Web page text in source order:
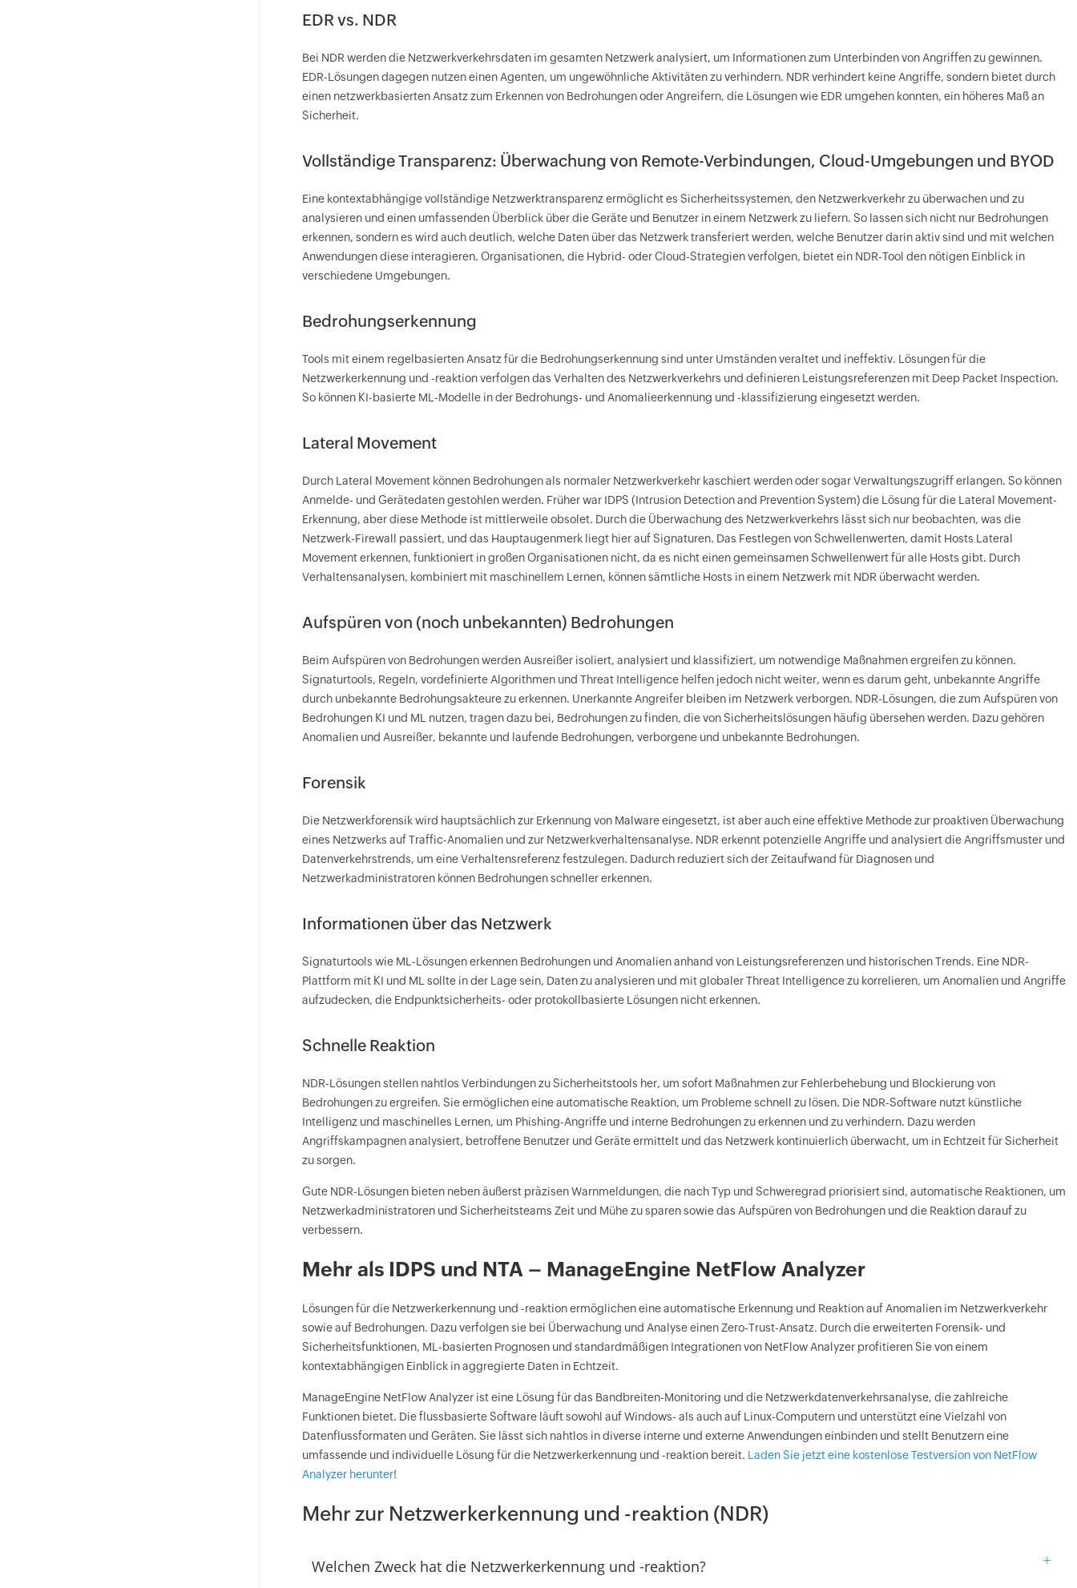
EDR vs. NDR
Bei NDR werden die Netzwerkverkehrsdaten im gesamten Netzwerk analysiert, um Informationen zum Unterbinden von Angriffen zu gewinnen.
EDR-Lösungen dagegen nutzen einen Agenten, um ungewöhnliche Aktivitäten zu verhindern. NDR verhindert keine Angriffe, sondern bietet durch
einen netzwerkbasierten Ansatz zum Erkennen von Bedrohungen oder Angreifern, die Lösungen wie EDR umgehen konnten, ein höheres Maß an
Sicherheit.
Vollständige Transparenz: Überwachung von Remote-Verbindungen, Cloud-Umgebungen und BYOD
Eine kontextabhängige vollständige Netzwerktransparenz ermöglicht es Sicherheitssystemen, den Netzwerkverkehr zu überwachen und zu
analysieren und einen umfassenden Überblick über die Geräte und Benutzer in einem Netzwerk zu liefern. So lassen sich nicht nur Bedrohungen
erkennen, sondern es wird auch deutlich, welche Daten über das Netzwerk transferiert werden, welche Benutzer darin aktiv sind und mit welchen
Anwendungen diese interagieren. Organisationen, die Hybrid- oder Cloud-Strategien verfolgen, bietet ein NDR-Tool den nötigen Einblick in
verschiedene Umgebungen.
Bedrohungserkennung
Tools mit einem regelbasierten Ansatz für die Bedrohungserkennung sind unter Umständen veraltet und ineffektiv. Lösungen für die
Netzwerkerkennung und -reaktion verfolgen das Verhalten des Netzwerkverkehrs und definieren Leistungsreferenzen mit Deep Packet Inspection.
So können KI-basierte ML-Modelle in der Bedrohungs- und Anomalieerkennung und -klassifizierung eingesetzt werden.
Lateral Movement
Durch Lateral Movement können Bedrohungen als normaler Netzwerkverkehr kaschiert werden oder sogar Verwaltungszugriff erlangen. So können
Anmelde- und Gerätedaten gestohlen werden. Früher war IDPS (Intrusion Detection and Prevention System) die Lösung für die Lateral Movement-
Erkennung, aber diese Methode ist mittlerweile obsolet. Durch die Überwachung des Netzwerkverkehrs lässt sich nur beobachten, was die
Netzwerk-Firewall passiert, und das Hauptaugenmerk liegt hier auf Signaturen. Das Festlegen von Schwellenwerten, damit Hosts Lateral
Movement erkennen, funktioniert in großen Organisationen nicht, da es nicht einen gemeinsamen Schwellenwert für alle Hosts gibt. Durch
Verhaltensanalysen, kombiniert mit maschinellem Lernen, können sämtliche Hosts in einem Netzwerk mit NDR überwacht werden.
Aufspüren von (noch unbekannten) Bedrohungen
Beim Aufspüren von Bedrohungen werden Ausreißer isoliert, analysiert und klassifiziert, um notwendige Maßnahmen ergreifen zu können.
Signaturtools, Regeln, vordefinierte Algorithmen und Threat Intelligence helfen jedoch nicht weiter, wenn es darum geht, unbekannte Angriffe
durch unbekannte Bedrohungsakteure zu erkennen. Unerkannte Angreifer bleiben im Netzwerk verborgen. NDR-Lösungen, die zum Aufspüren von
Bedrohungen KI und ML nutzen, tragen dazu bei, Bedrohungen zu finden, die von Sicherheitslösungen häufig übersehen werden. Dazu gehören
Anomalien und Ausreißer, bekannte und laufende Bedrohungen, verborgene und unbekannte Bedrohungen.
Forensik
Die Netzwerkforensik wird hauptsächlich zur Erkennung von Malware eingesetzt, ist aber auch eine effektive Methode zur proaktiven Überwachung
eines Netzwerks auf Traffic-Anomalien und zur Netzwerkverhaltensanalyse. NDR erkennt potenzielle Angriffe und analysiert die Angriffsmuster und
Datenverkehrstrends, um eine Verhaltensreferenz festzulegen. Dadurch reduziert sich der Zeitaufwand für Diagnosen und
Netzwerkadministratoren können Bedrohungen schneller erkennen.
Informationen über das Netzwerk
Signaturtools wie ML-Lösungen erkennen Bedrohungen und Anomalien anhand von Leistungsreferenzen und historischen Trends. Eine NDR-
Plattform mit KI und ML sollte in der Lage sein, Daten zu analysieren und mit globaler Threat Intelligence zu korrelieren, um Anomalien und Angriffe
aufzudecken, die Endpunktsicherheits- oder protokollbasierte Lösungen nicht erkennen.
Schnelle Reaktion
NDR-Lösungen stellen nahtlos Verbindungen zu Sicherheitstools her, um sofort Maßnahmen zur Fehlerbehebung und Blockierung von
Bedrohungen zu ergreifen. Sie ermöglichen eine automatische Reaktion, um Probleme schnell zu lösen. Die NDR-Software nutzt künstliche
Intelligenz und maschinelles Lernen, um Phishing-Angriffe und interne Bedrohungen zu erkennen und zu verhindern. Dazu werden
Angriffskampagnen analysiert, betroffene Benutzer und Geräte ermittelt und das Netzwerk kontinuierlich überwacht, um in Echtzeit für Sicherheit
zu sorgen.
Gute NDR-Lösungen bieten neben äußerst präzisen Warnmeldungen, die nach Typ und Schweregrad priorisiert sind, automatische Reaktionen, um
Netzwerkadministratoren und Sicherheitsteams Zeit und Mühe zu sparen sowie das Aufspüren von Bedrohungen und die Reaktion darauf zu
verbessern.
Mehr als IDPS und NTA – ManageEngine NetFlow Analyzer
Lösungen für die Netzwerkerkennung und -reaktion ermöglichen eine automatische Erkennung und Reaktion auf Anomalien im Netzwerkverkehr
sowie auf Bedrohungen. Dazu verfolgen sie bei Überwachung und Analyse einen Zero-Trust-Ansatz. Durch die erweiterten Forensik- und
Sicherheitsfunktionen, ML-basierten Prognosen und standardmäßigen Integrationen von NetFlow Analyzer profitieren Sie von einem
kontextabhängigen Einblick in aggregierte Daten in Echtzeit.
ManageEngine NetFlow Analyzer ist eine Lösung für das Bandbreiten-Monitoring und die Netzwerkdatenverkehrsanalyse, die zahlreiche
Funktionen bietet. Die flussbasierte Software läuft sowohl auf Windows- als auch auf Linux-Computern und unterstützt eine Vielzahl von
Datenflussformaten und Geräten. Sie lässt sich nahtlos in diverse interne und externe Anwendungen einbinden und stellt Benutzern eine
umfassende und individuelle Lösung für die Netzwerkerkennung und -reaktion bereit. Laden Sie jetzt eine kostenlose Testversion von NetFlow
Analyzer herunter!
Mehr zur Netzwerkerkennung und -reaktion (NDR)
Welchen Zweck hat die Netzwerkerkennung und -reaktion? +